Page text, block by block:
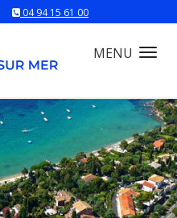
04 94 15 61 00
MENU